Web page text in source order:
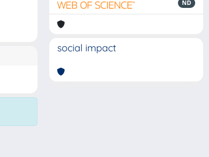
ND
social impact